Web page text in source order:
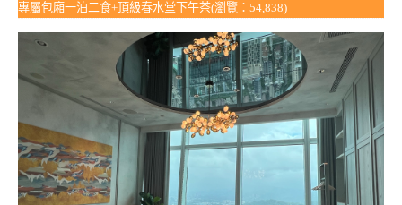
專屬包廂一泊二食+頂級春水堂下午茶(瀏覽：54,838)